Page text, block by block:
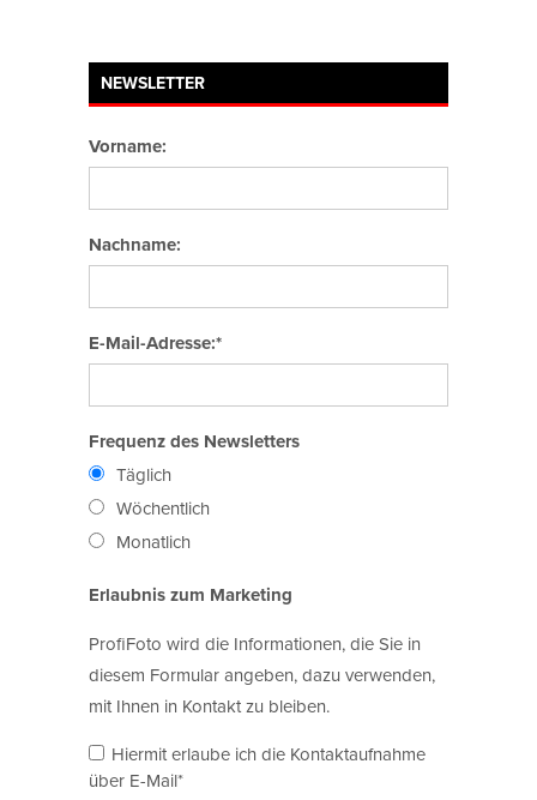
NEWSLETTER
Vorname:
Nachname:
E-Mail-Adresse:*
Frequenz des Newsletters
Täglich
Wöchentlich
Monatlich
Erlaubnis zum Marketing
ProfiFoto wird die Informationen, die Sie in
diesem Formular angeben, dazu verwenden,
mit Ihnen in Kontakt zu bleiben.
Hiermit erlaube ich die Kontaktaufnahme
über E-Mail*